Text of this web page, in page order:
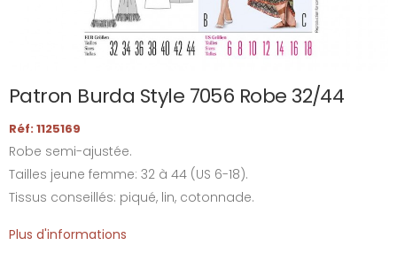
Patron Burda Style 7056 Robe 32/44
Réf: 1125169
Robe semi-ajustée.
Tailles jeune femme: 32 à 44 (US 6-18).
Tissus conseillés: piqué, lin, cotonnade.
Plus d'informations